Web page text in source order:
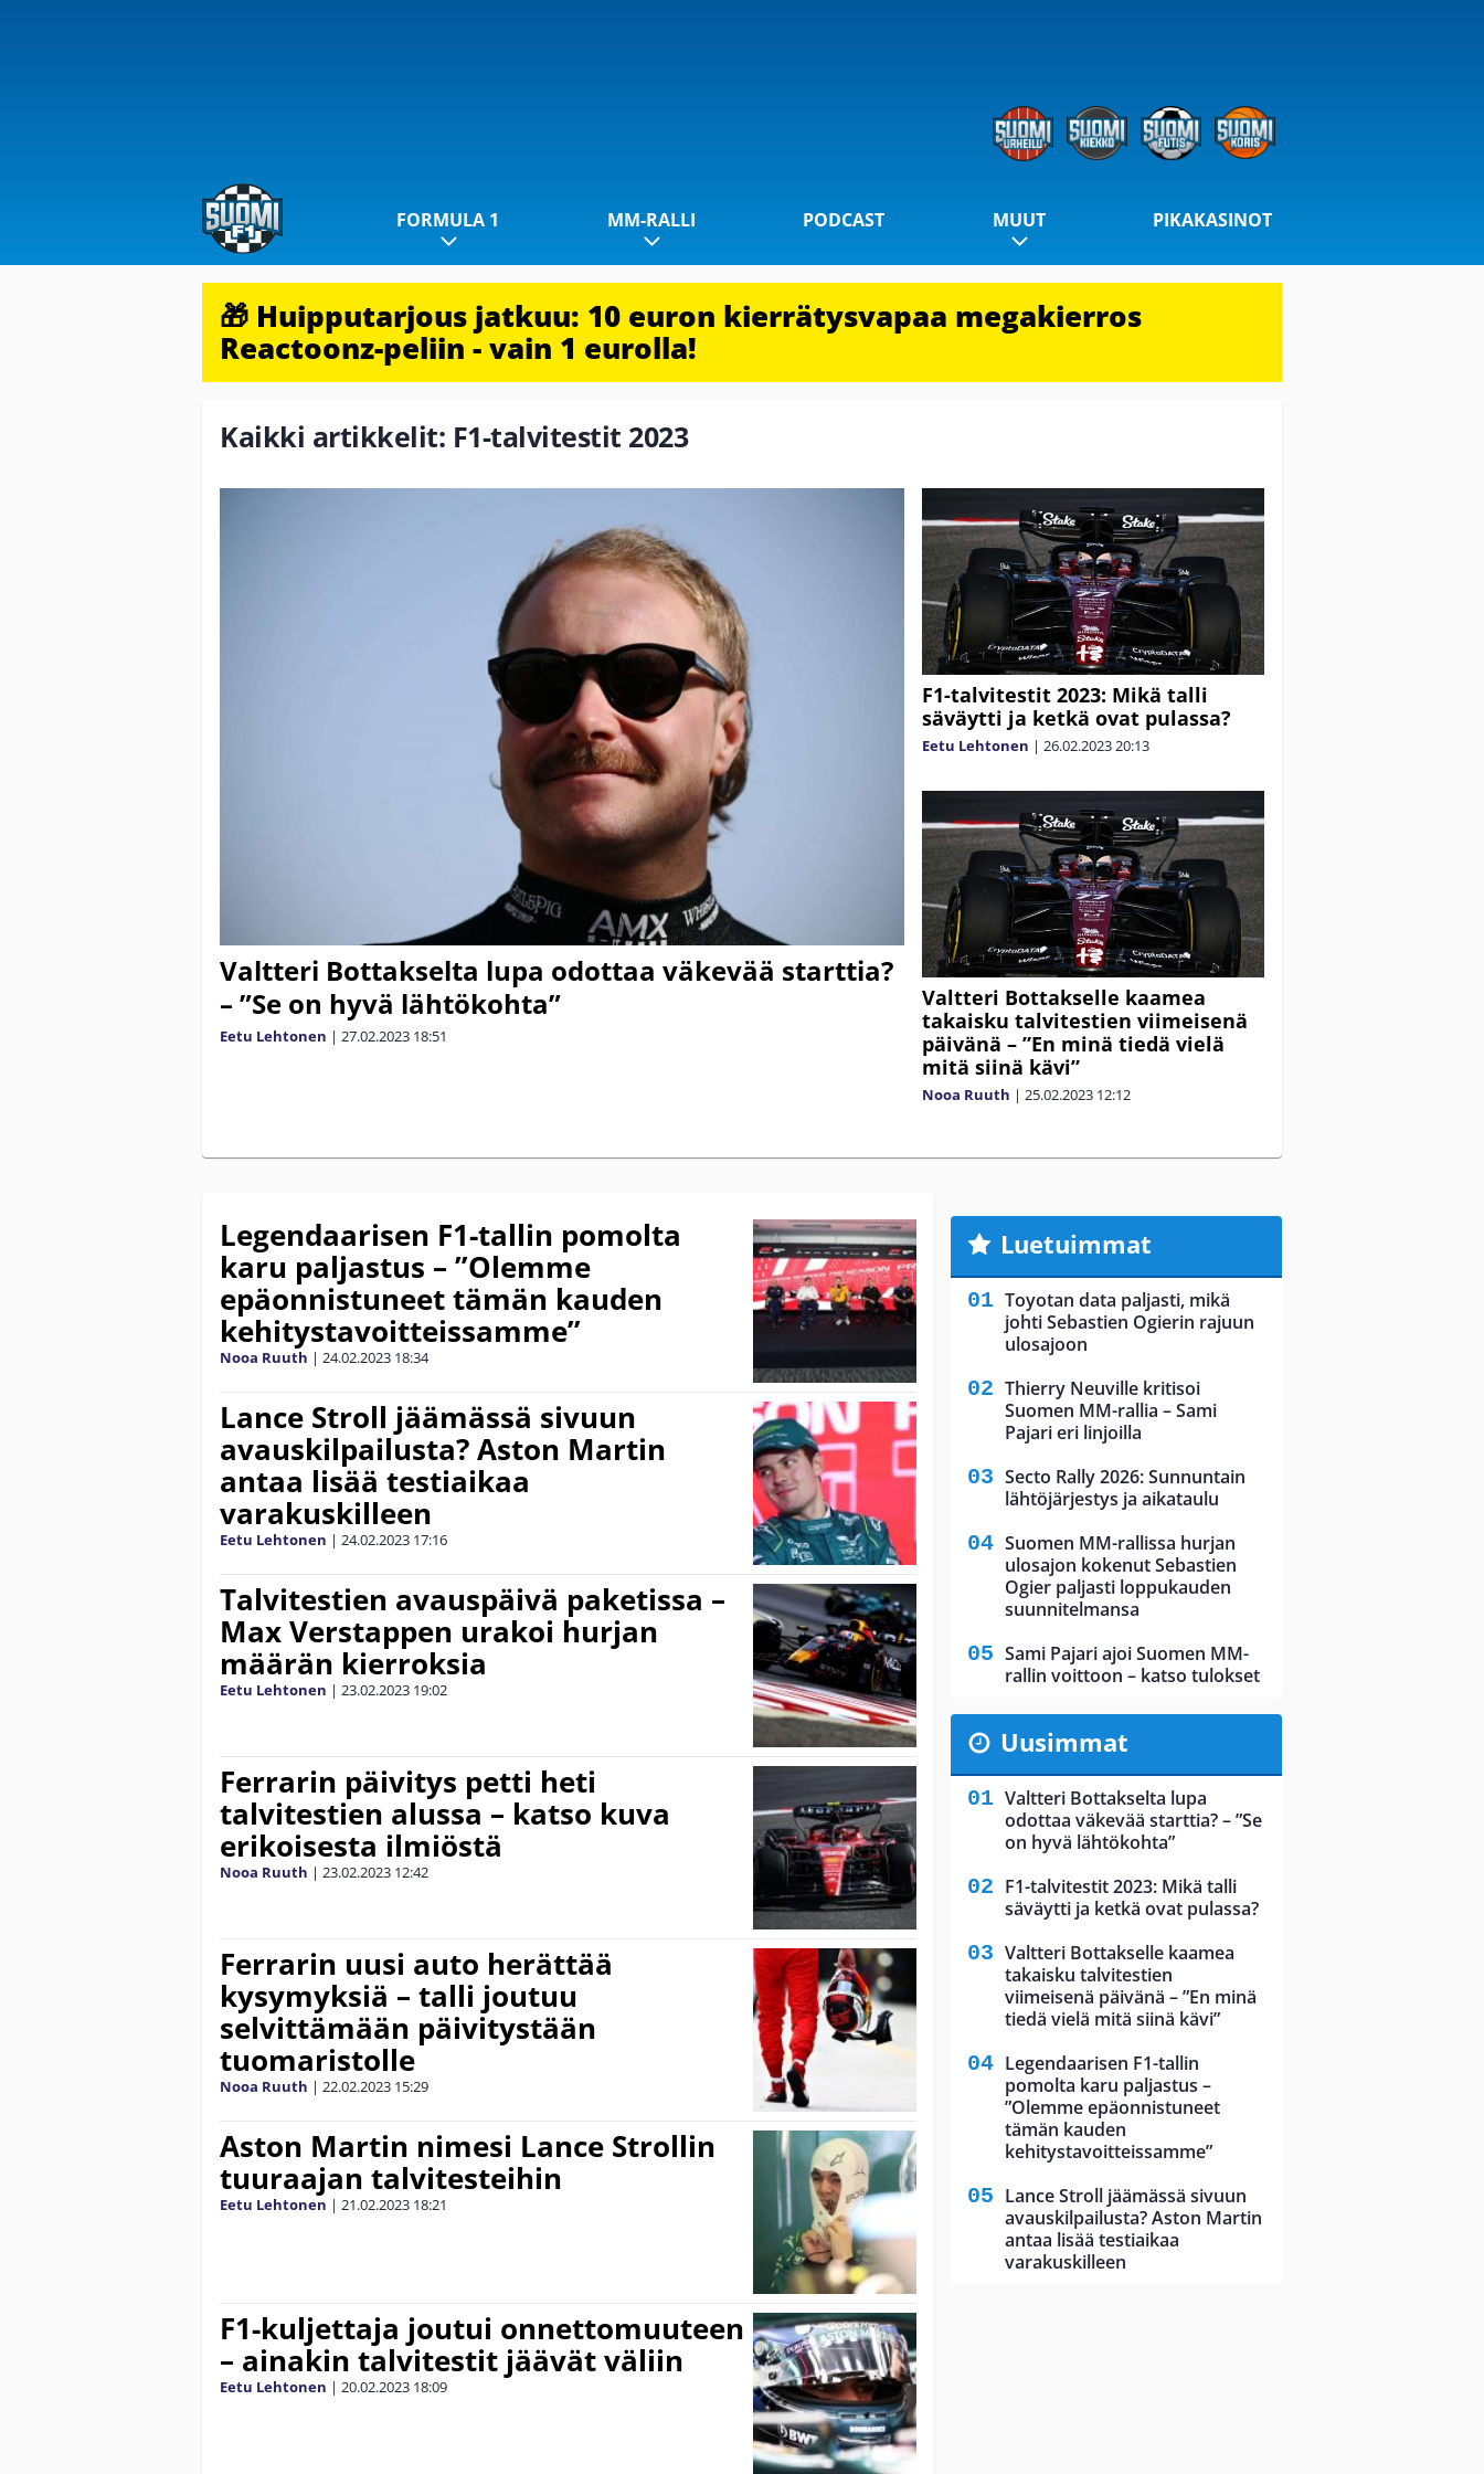
FORMULA 1 MM-RALLI PODCAST MUUT PIKAKASINOT
🎁 Huipputarjous jatkuu: 10 euron kierrätysvapaa megakierros
Reactoonz-peliin - vain 1 eurolla!
Kaikki artikkelit: F1-talvitestit 2023
Valtteri Bottakselta lupa odottaa väkevää starttia?
– ”Se on hyvä lähtökohta”
Eetu Lehtonen | 27.02.2023 18:51
F1-talvitestit 2023: Mikä talli
säväytti ja ketkä ovat pulassa?
Eetu Lehtonen | 26.02.202320:13
Valtteri Bottakselle kaamea
takaisku talvitestien viimeisenä
päivänä – ”En minä tiedä vielä
mitä siinä kävi”
Nooa Ruuth | 25.02.2023 12:12
Legendaarisen F1-tallin pomolta
karu paljastus – ”Olemme
epäonnistuneet tämän kauden
kehitystavoitteissamme”
Nooa Ruuth | 24.02.2023 18:34
Lance Stroll jäämässä sivuun
avauskilpailusta? Aston Martin
antaa lisää testiaikaa
varakuskilleen
Eetu Lehtonen | 24.02.2023 17:16
Talvitestien avauspäivä paketissa –
Max Verstappen urakoi hurjan
määrän kierroksia
Eetu Lehtonen | 23.02.2023 19:02
Ferrarin päivitys petti heti
talvitestien alussa – katso kuva
erikoisesta ilmiöstä
Nooa Ruuth | 23.02.2023 12:42
Ferrarin uusi auto herättää
kysymyksiä – talli joutuu
selvittämään päivitystään
tuomaristolle
Nooa Ruuth | 22.02.2023 15:29
Aston Martin nimesi Lance Strollin
tuuraajan talvitesteihin
Eetu Lehtonen | 21.02.2023 18:21
F1-kuljettaja joutui onnettomuuteen
– ainakin talvitestit jäävät väliin
Eetu Lehtonen | 20.02.2023 18:09
Luetuimmat
Toyotan data paljasti, mikä
johti Sebastien Ogierin rajuun
ulosajoon
Thierry Neuville kritisoi
Suomen MM-rallia – Sami
Pajari eri linjoilla
Secto Rally 2026: Sunnuntain
lähtöjärjestys ja aikataulu
Suomen MM-rallissa hurjan
ulosajon kokenut Sebastien
Ogier paljasti loppukauden
suunnitelmansa
Sami Pajari ajoi Suomen MM-
rallin voittoon – katso tulokset
Uusimmat
Valtteri Bottakselta lupa
odottaa väkevää starttia? – ”Se
on hyvä lähtökohta”
F1-talvitestit 2023: Mikä talli
säväytti ja ketkä ovat pulassa?
Valtteri Bottakselle kaamea
takaisku talvitestien
viimeisenä päivänä – ”En minä
tiedä vielä mitä siinä kävi”
Legendaarisen F1-tallin
pomolta karu paljastus –
”Olemme epäonnistuneet
tämän kauden
kehitystavoitteissamme”
Lance Stroll jäämässä sivuun
avauskilpailusta? Aston Martin
antaa lisää testiaikaa
varakuskilleen